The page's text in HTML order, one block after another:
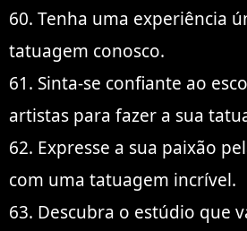
60. Tenha uma experiência
tatuagem conosco.
61. Sinta-se confiante ao
artistas para fazer a sua
62. Expresse a sua paixão
com uma tatuagem incrível.
63. Descubra o estúdio que